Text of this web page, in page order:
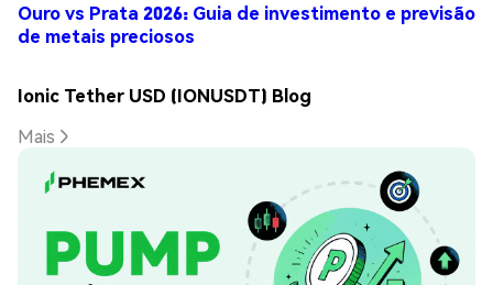
Ouro vs Prata 2026: Guia de investimento e previsão
de metais preciosos
Ionic Tether USD (IONUSDT) Blog
Mais